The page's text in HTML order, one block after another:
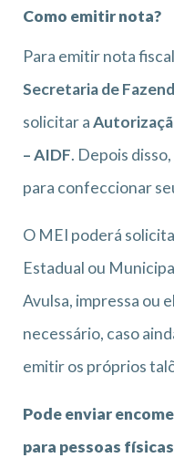
Como emitir nota?
Para emitir nota
Secretaria de
solicitar a
– AIDF. Depois
para confeccionar
O MEI poderá
Estadual ou
Avulsa, impressa ou
necessário, caso
emitir os próprios
Pode enviar
para pessoas